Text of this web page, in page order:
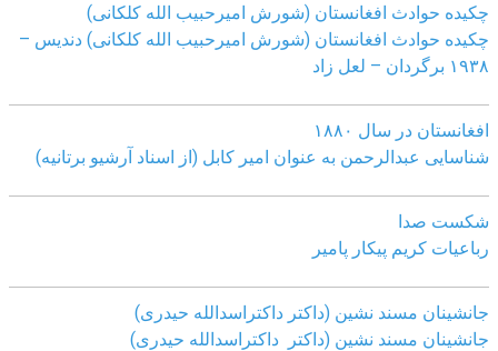
چکیده حوادث افغانستان (شورش امیرحبیب الله کلکانی)
چکیده حوادث افغانستان (شورش امیرحبیب الله کلکانی) دندیس –
١٩٣٨ برگردان – لعل زاد
افغانستان در سال ۱۸۸۰
شناسایی عبدالرحمن به عنوان امیر کابل (از اسناد آرشیو برتانیه)
شکست صدا
رباعیات کریم پیکار پامیر
جانشینان مسند نشین (داکتر داکتراسدالله حیدری)
جانشینان مسند نشین (داکتر داکتراسدالله حیدری)